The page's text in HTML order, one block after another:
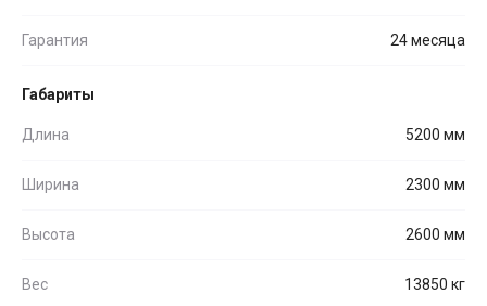
Гарантия 24 месяца
Габариты
Длина 5200 мм
Ширина 2300 мм
Высота 2600 мм
Вес 13850 кг